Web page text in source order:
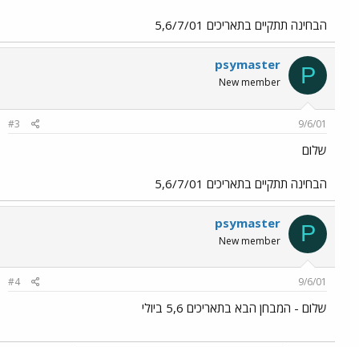
הבחינה תתקיים בתאריכים 5,6/7/01
P
psymaster
New member
9/6/01
#3
שלום
הבחינה תתקיים בתאריכים 5,6/7/01
P
psymaster
New member
9/6/01
#4
שלום - המבחן הבא בתאריכים 5,6 ביולי